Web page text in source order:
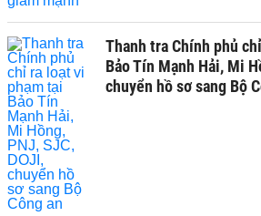
Thanh tra Chính phủ
Bảo Tín Mạnh Hải, Mi
chuyển hồ sơ sang Bộ